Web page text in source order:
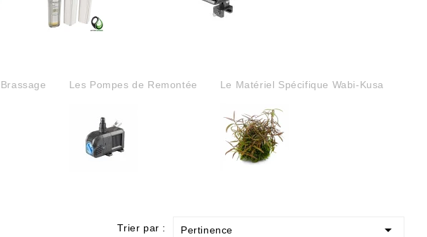
Les Pompes de Remontée Le Matériel Spécifique Wabi-Kusa
Trier par : Pertinence 